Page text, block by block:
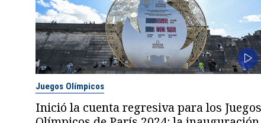
Juegos Olímpicos
Inició la cuenta regresiva para los Juegos